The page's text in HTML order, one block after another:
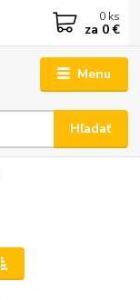
Menu
Hľadať
0 ks
za 0 €